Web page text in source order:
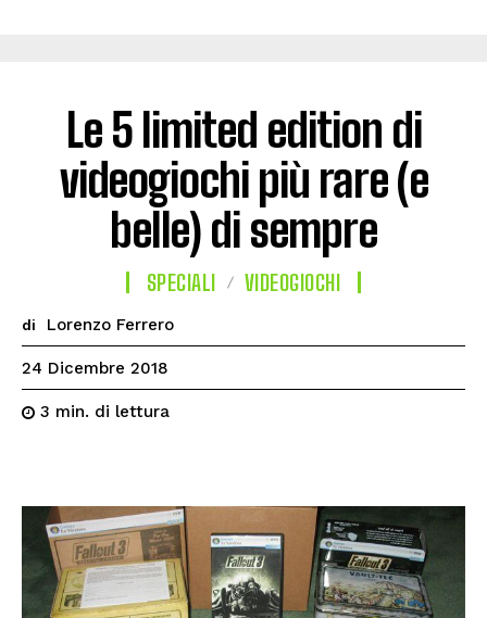
Le 5 limited edition di
videogiochi più rare (e
belle) di sempre
SPECIALI VIDEOGIOCHI
di Lorenzo Ferrero
24 Dicembre 2018
3 min. di lettura